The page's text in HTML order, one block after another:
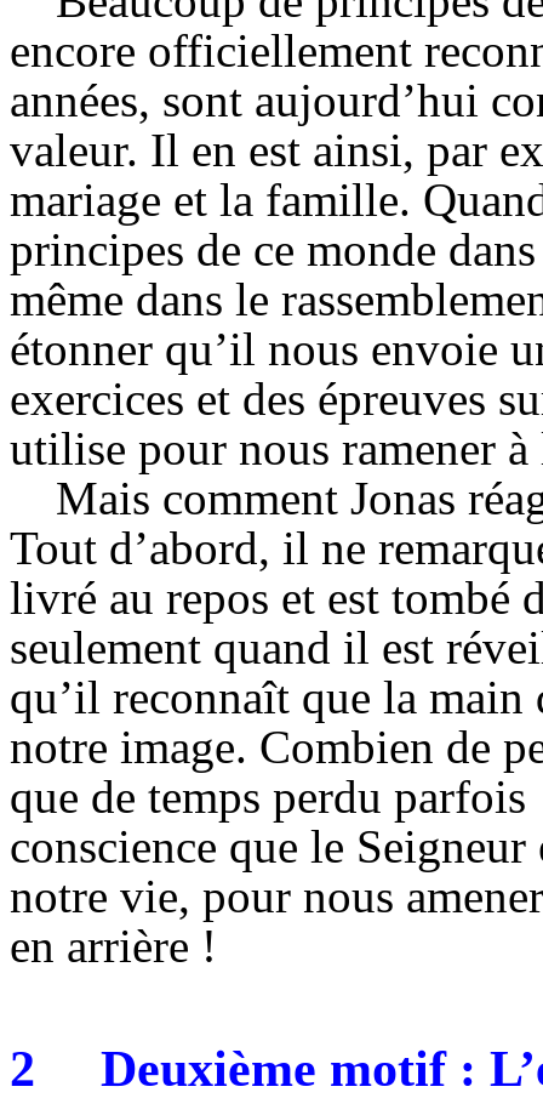
encore officiellement
années, sont aujourd’hui
valeur. Il en est ainsi, par
mariage et la famille.
principes de ce monde
même dans le
étonner qu’il nous envoie
exercices et des épreuves
utilise pour nous ramener
Mais comment Jonas
Tout d’abord, il ne
livré au repos et est tombé
seulement quand il est
qu’il reconnaît que la
notre image. Combien de
que de temps perdu
conscience que le
notre vie, pour nous
en arrière !
2
Deuxième motif :